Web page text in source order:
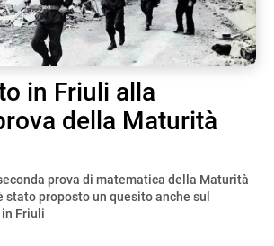
in Friuli alla
della Maturità
prova di matematica della Maturità
stato proposto un quesito anche sul
Friuli